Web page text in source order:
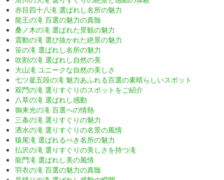
赤目四十八滝 選ばれし名所の魅力
龍王の滝 百選の魅力の真髄
桑ノ木の滝 選ばれた景観の魅力
震動の滝 選び抜かれた絶景の魅力
笹の滝 選ばれし名所の魅力
吹割の滝 選ばれし自然の美
大山滝 ユニークな自然の美しさ
七ツ釜五段の滝 魅力あふれる百選の素晴らしいスポット
双門の滝 選りすぐりのスポットをご紹介
八草の滝 選ばれし感動
御来光の滝 百選への情熱
三条の滝 選りすぐりの魅力
洒水の滝 選りすぐりの名景の風情
猿尾滝 選ばれるべき名所の魅力
払沢の滝 選りすぐりの美しさを持つ滝
龍門滝 選ばれし美の風情
羽衣の滝 百選の魅力の真髄